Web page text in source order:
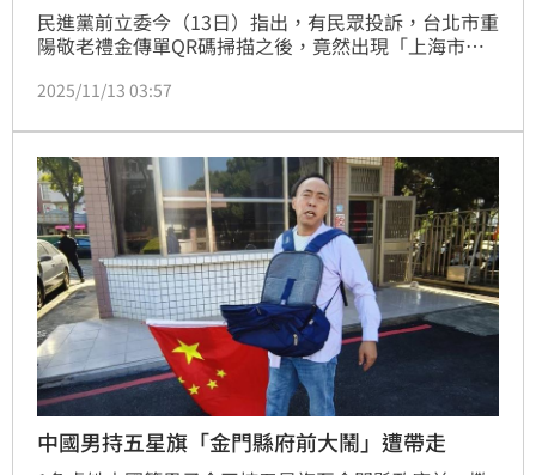
民進黨前立委今（13日）指出，有民眾投訴，台北市重
陽敬老禮金傳單QR碼掃描之後，竟然出現「上海市區
變成上海市？難道是響應中國國家主席習近平的「共進
2025/11/13 03:57
中國男持五星旗「金門縣府前大鬧」遭帶走